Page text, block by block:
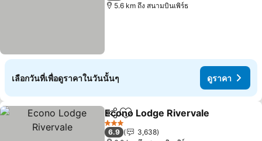
5.6 km ถึง สนามบินเพิร์ธ
เลือกวันที่เพื่อดูราคาในวันนั้นๆ ดูราคา
แชร์ เพิ่มในรายการโปรด
Econo Lodge Rivervale
3 ดาว
6.9
3,638